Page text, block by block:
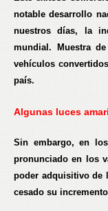
notable desarrollo
nuestros días, la
mundial. Muestra
vehículos
país.
Algunas luces
Sin embargo, en
pronunciado en los
poder adquisitivo de
cesado su